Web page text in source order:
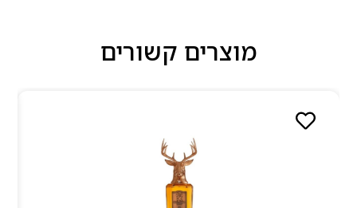
מוצרים קשורים